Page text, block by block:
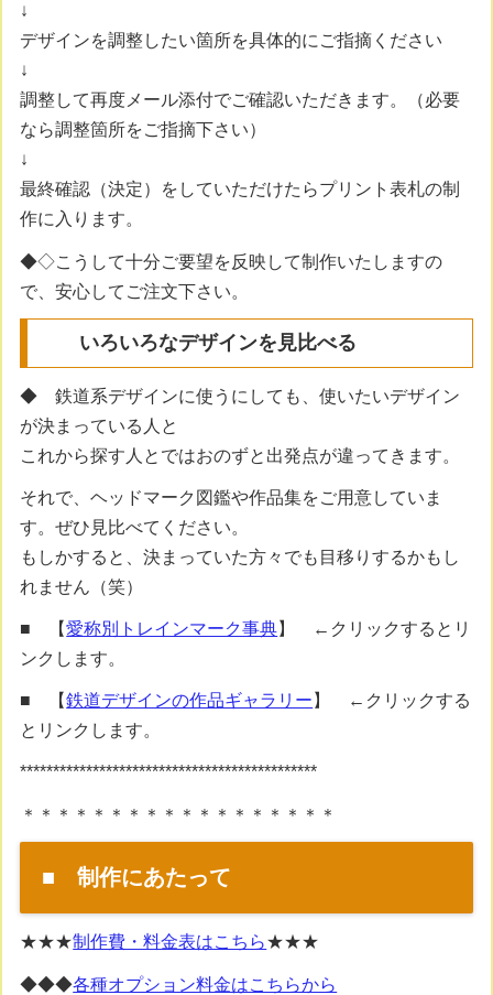
↓
デザインを調整したい箇所を具体的にご指摘ください
↓
調整して再度メール添付でご確認いただきます。（必要
なら調整箇所をご指摘下さい）
↓
最終確認（決定）をしていただけたらプリント表札の制
作に入ります。
◆◇こうして十分ご要望を反映して制作いたしますの
で、安心してご注文下さい。
いろいろなデザインを見比べる
◆ 鉄道系デザインに使うにしても、使いたいデザイン
が決まっている人と
これから探す人とではおのずと出発点が違ってきます。
それで、ヘッドマーク図鑑や作品集をご用意していま
す。ぜひ見比べてください。
もしかすると、決まっていた方々でも目移りするかもし
れません（笑）
■ 【愛称別トレインマーク事典】 ←クリックするとリ
ンクします。
■ 【鉄道デザインの作品ギャラリー 】 ←クリックする
とリンクします。
*********************************************
＊＊＊＊＊＊＊＊＊＊＊＊＊＊＊＊＊＊
■ 制作にあたって
★★★制作費・料金表はこちら★★★
◆◆◆各種オプション料金はこちらから